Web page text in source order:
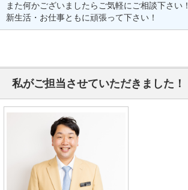
また何かございましたらご気軽にご相談下さい！
新生活・お仕事ともに頑張って下さい！
私がご担当させていただきました！